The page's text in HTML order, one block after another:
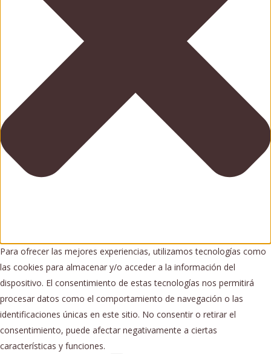
Para ofrecer las mejores experiencias, utilizamos tecnologías como
las cookies para almacenar y/o acceder a la información del
dispositivo. El consentimiento de estas tecnologías nos permitirá
procesar datos como el comportamiento de navegación o las
identificaciones únicas en este sitio. No consentir o retirar el
consentimiento, puede afectar negativamente a ciertas
características y funciones.